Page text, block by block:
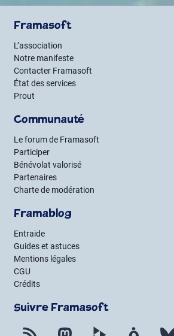
Framasoft
L’association
Notre manifeste
Contacter Framasoft
État des services
Prout
Communauté
Le forum de Framasoft
Participer
Bénévolat valorisé
Partenaires
Charte de modération
Framablog
Entraide
Guides et astuces
Mentions légales
CGU
Crédits
Suivre Framasoft
Flux RSS Mastodon PeerTube